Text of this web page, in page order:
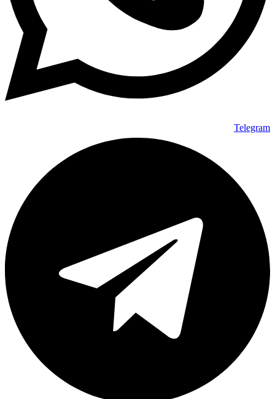
Telegram